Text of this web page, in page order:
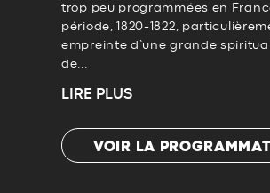
trop peu programmées en
période, 1820-1822,
empreinte d’une grande
de...
LIRE PLUS
VOIR LA